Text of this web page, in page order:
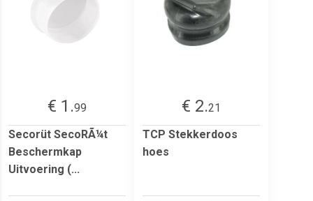
€ 1.99
Secorüt SecoRÃ¼t
Beschermkap
Uitvoering (...
€ 2.21
TCP Stekkerdoos
hoes